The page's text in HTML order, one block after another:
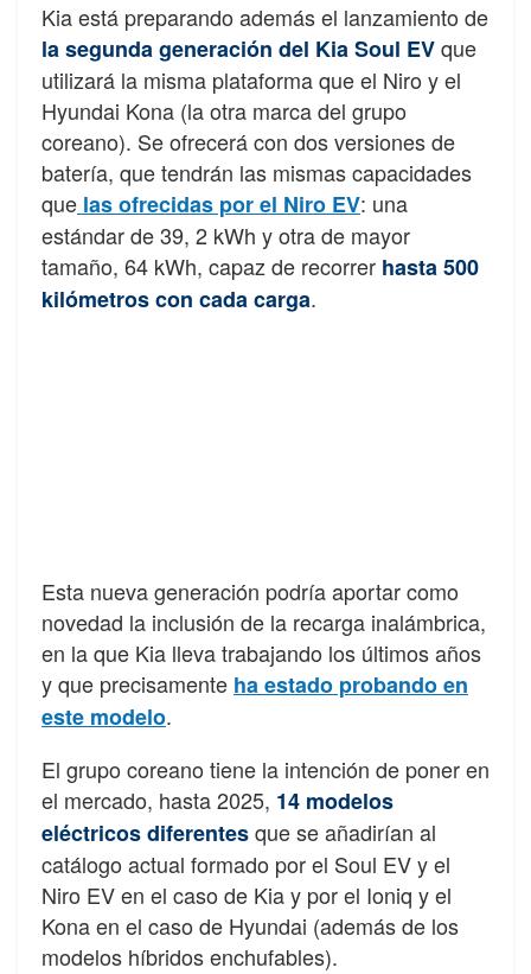
Kia está preparando además el lanzamiento de
la segunda generación del Kia Soul EVque
utilizará la misma plataforma que el Niro y el
Hyundai Kona (la otra marca del grupo
coreano). Se ofrecerá con dos versiones de
batería, que tendrán las mismas capacidades
que las ofrecidas por el Niro EV: una
estándar de 39, 2 kWh y otra de mayor
tamaño, 64 kWh, capaz de recorrer hasta 500
kilómetros con cada carga.
Esta nueva generación podría aportar como
novedad la inclusión de la recarga inalámbrica,
en la que Kia lleva trabajando los últimos años
y que precisamente ha estado probando en
este modelo.
El grupo coreano tiene la intención de poner en
el mercado, hasta 2025, 14 modelos
eléctricos diferentesque se añadirían al
catálogo actual formado por el Soul EV y el
Niro EV en el caso de Kia y por el Ioniq y el
Kona en el caso de Hyundai (además de los
modelos híbridos enchufables).